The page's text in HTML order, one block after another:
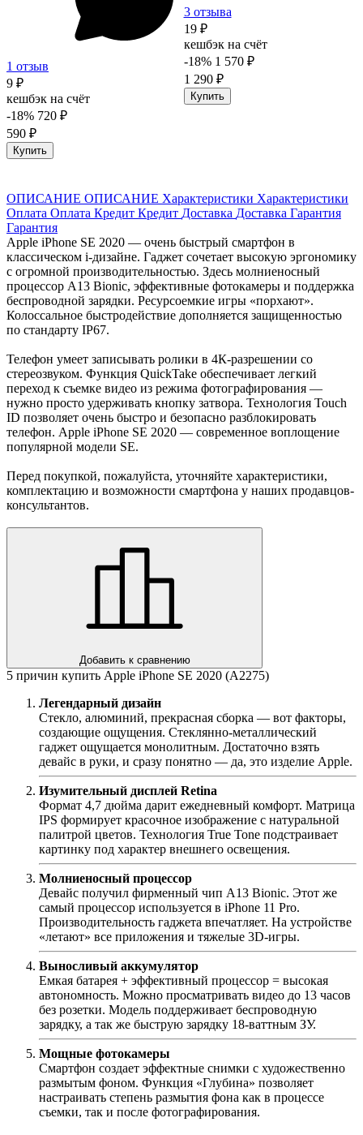
1 отзыв
9 ₽
кешбэк на счёт
-18% 720 ₽
590 ₽
Купить
3 отзыва
19 ₽
кешбэк на счёт
-18% 1 570 ₽
1 290 ₽
Купить
ОПИСАНИЕ ОПИСАНИЕ Характеристики Характеристики
Оплата Оплата Кредит Кредит Доставка Доставка Гарантия
Гарантия
Apple iPhone SE 2020 — очень быстрый смартфон в
классическом i-дизайне. Гаджет сочетает высокую эргономику
с огромной производительностью. Здесь молниеносный
процессор А13 Bionic, эффективные фотокамеры и поддержка
беспроводной зарядки. Ресурсоемкие игры «порхают».
Колоссальное быстродействие дополняется защищенностью
по стандарту IP67.
Телефон умеет записывать ролики в 4К-разрешении со
стереозвуком. Функция QuickTake обеспечивает легкий
переход к съемке видео из режима фотографирования —
нужно просто удерживать кнопку затвора. Технология Touch
ID позволяет очень быстро и безопасно разблокировать
телефон. Apple iPhone SE 2020 — современное воплощение
популярной модели SE.
Перед покупкой, пожалуйста, уточняйте характеристики,
комплектацию и возможности смартфона у наших продавцов-
консультантов.
Добавить к сравнению
5 причин купить Apple iPhone SE 2020 (A2275)
Легендарный дизайн
Стекло, алюминий, прекрасная сборка — вот факторы,
создающие ощущения. Стеклянно-металлический
гаджет ощущается монолитным. Достаточно взять
девайс в руки, и сразу понятно — да, это изделие Apple.
Изумительный дисплей Retina
Формат 4,7 дюйма дарит ежедневный комфорт. Матрица
IPS формирует красочное изображение с натуральной
палитрой цветов. Технология True Tone подстраивает
картинку под характер внешнего освещения.
Молниеносный процессор
Девайс получил фирменный чип А13 Bionic. Этот же
самый процессор используется в iPhone 11 Pro.
Производительность гаджета впечатляет. На устройстве
«летают» все приложения и тяжелые 3D-игры.
Выносливый аккумулятор
Емкая батарея + эффективный процессор = высокая
автономность. Можно просматривать видео до 13 часов
без розетки. Модель поддерживает беспроводную
зарядку, а так же быструю зарядку 18-ваттным ЗУ.
Мощные фотокамеры
Смартфон создает эффектные снимки с художественно
размытым фоном. Функция «Глубина» позволяет
настраивать степень размытия фона как в процессе
съемки, так и после фотографирования.